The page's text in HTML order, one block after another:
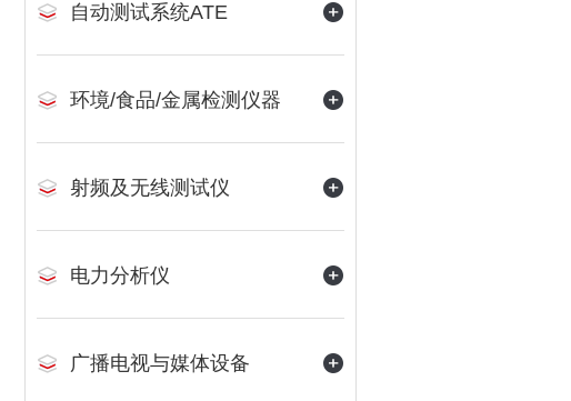
自动测试系统ATE
环境/食品/金属检测仪器
射频及无线测试仪
电力分析仪
广播电视与媒体设备